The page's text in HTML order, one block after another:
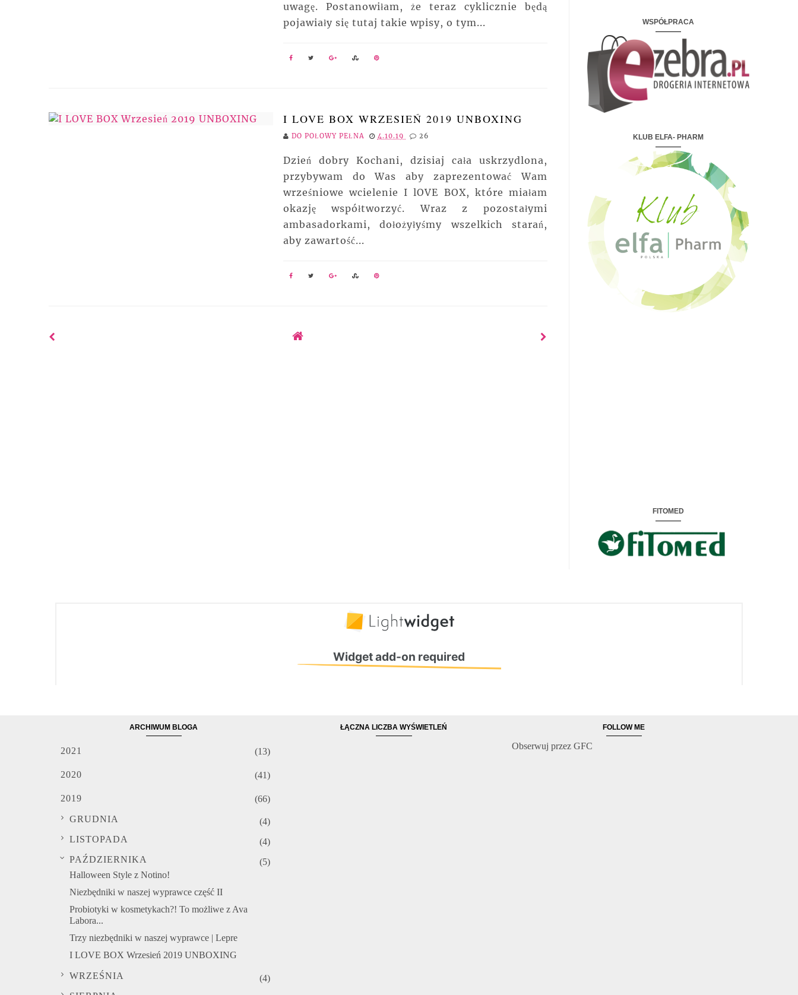
uwagę. Postanowiłam, że teraz cyklicznie będą
pojawiały się tutaj takie wpisy, o tym...
I LOVE BOX WRZESIEŃ 2019 UNBOXING
DO POŁOWY PEŁNA 4.10.19 26
Dzień dobry Kochani, dzisiaj cała uskrzydlona,
przybywam do Was aby zaprezentować Wam
wrześniowe wcielenie I lOVE BOX, które miałam
okazję współtworzyć. Wraz z pozostałymi
ambasadorkami, dołożyłyśmy wszelkich starań,
aby zawartość...
WSPÓŁPRACA
KLUB ELFA- PHARM
FITOMED
ARCHIWUM BLOGA
2021 (13)
2020 (41)
2019
(66)
GRUDNIA
(4)
LISTOPADA
(4)
PAŹDZIERNIKA
(5)
Halloween Style z Notino!
Niezbędniki w naszej wyprawce część II
Probiotyki w kosmetykach?! To możliwe z Ava
Labora...
Trzy niezbędniki w naszej wyprawce | Lepre
I LOVE BOX Wrzesień 2019 UNBOXING
WRZEŚNIA
(4)
ŁĄCZNA LICZBA WYŚWIETLEŃ FOLLOW ME
Obserwuj przez GFC